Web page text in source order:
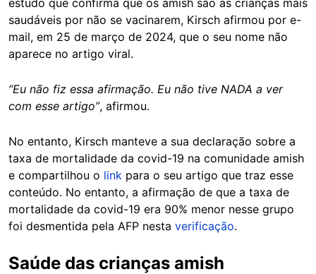
saudáveis por não se vacinarem, Kirsch afirmou por e-
mail, em 25 de março de 2024, que o seu nome não
aparece no artigo viral.
“Eu não fiz essa afirmação. Eu não tive NADA a ver
com esse artigo”, afirmou.
No entanto, Kirsch manteve a sua declaração sobre a
taxa de mortalidade da covid-19 na comunidade amish
e compartilhou o link para o seu artigo que traz esse
conteúdo. No entanto, a afirmação de que a taxa de
mortalidade da covid-19 era 90% menor nesse grupo
foi desmentida pela AFP nesta verificação.
Saúde das crianças amish